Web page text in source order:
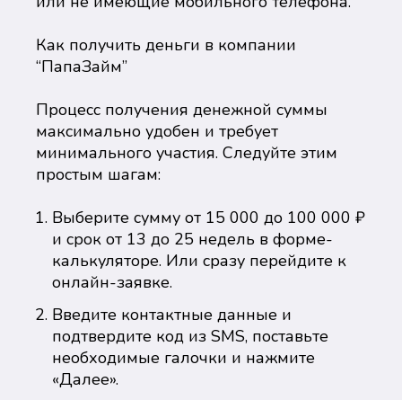
Как получить деньги в компании
“ПапаЗайм”
Процесс получения денежной суммы
максимально удобен и требует
минимального участия. Следуйте этим
простым шагам:
Выберите сумму от 15 000 до 100 000 ₽
и срок от 13 до 25 недель в форме-
калькуляторе. Или сразу перейдите к
онлайн-заявке.
Введите контактные данные и
подтвердите код из SMS, поставьте
необходимые галочки и нажмите
«Далее».